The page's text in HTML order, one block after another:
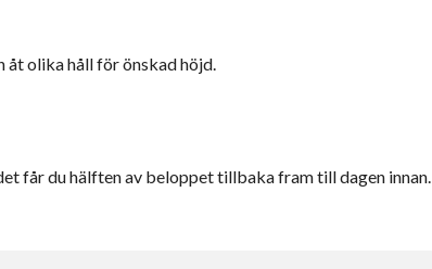
åt olika håll för önskad höjd.
får du hälften av beloppet tillbaka fram till dagen innan.